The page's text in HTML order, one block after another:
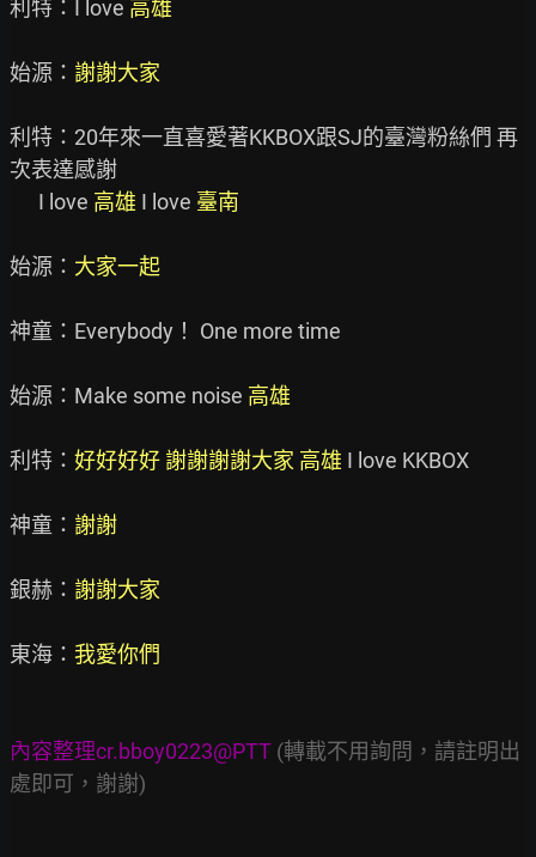
利特：I love 高雄
始源： 謝謝大家
利特：20年來一直喜愛著KKBOX跟SJ的臺灣粉絲們 再
次表達感謝
      I love
高雄 I love 臺南
始源： 大家一起
神童：Everybody！ One more time
始源：Make some noise 高雄
利特： 好好好好 謝謝謝謝大家 高雄 I love KKBOX
神童： 謝謝
銀赫： 謝謝大家
東海： 我愛你們
內容整理cr.bboy0223@PTT (轉載不用詢問，請註明出
處即可，謝謝)